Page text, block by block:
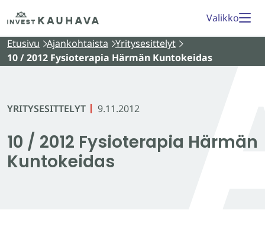
Siirry
Etusivu
Valikko
Etusivu Ajankohtaista Yritysesittelyt
10 / 2012 Fysioterapia Härmän Kuntokeidas
YRITYSESITTELYT 9.11.2012
10 / 2012 Fysioterapia Härmän
Kuntokeidas